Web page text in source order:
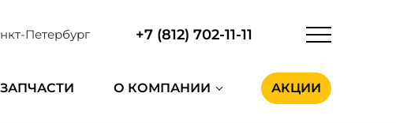
Петербург +7 (812) 702-11-11
ЗАПЧАСТИ О КОМПАНИИ АКЦИИ